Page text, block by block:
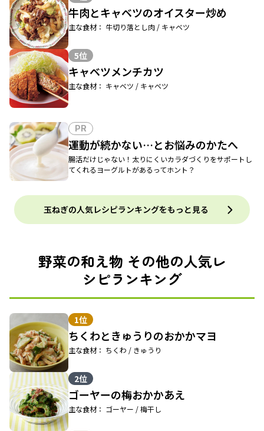
牛肉とキャベツのオイスター炒め
主な食材： 牛切り落とし肉 / キャベツ
5位
キャベツメンチカツ
主な食材： キャベツ / キャベツ
PR
運動が続かない…とお悩みのかたへ
腸活だけじゃない！太りにくいカラダづくりをサポートし
てくれるヨーグルトがあるってホント？
玉ねぎの人気レシピランキングをもっと見る
野菜の和え物 その他の人気レ
シピランキング
1位
ちくわときゅうりのおかかマヨ
主な食材： ちくわ / きゅうり
2位
ゴーヤーの梅おかかあえ
主な食材： ゴーヤー / 梅干し